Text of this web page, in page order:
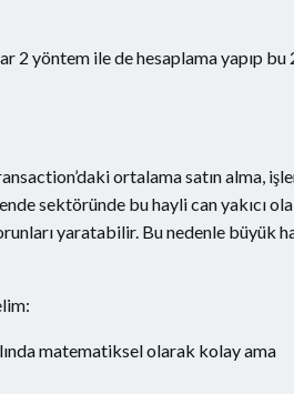
2 yöntem ile de hesaplama yapıp bu
ortalama satın alma,
sektöründe bu hayli can yakıcı
yaratabilir. Bu nedenle büyük
matematiksel olarak kolay ama